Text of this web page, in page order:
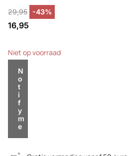
29,95 -43%
16,95
Niet op voorraad
N
o
t
i
f
y
m
e